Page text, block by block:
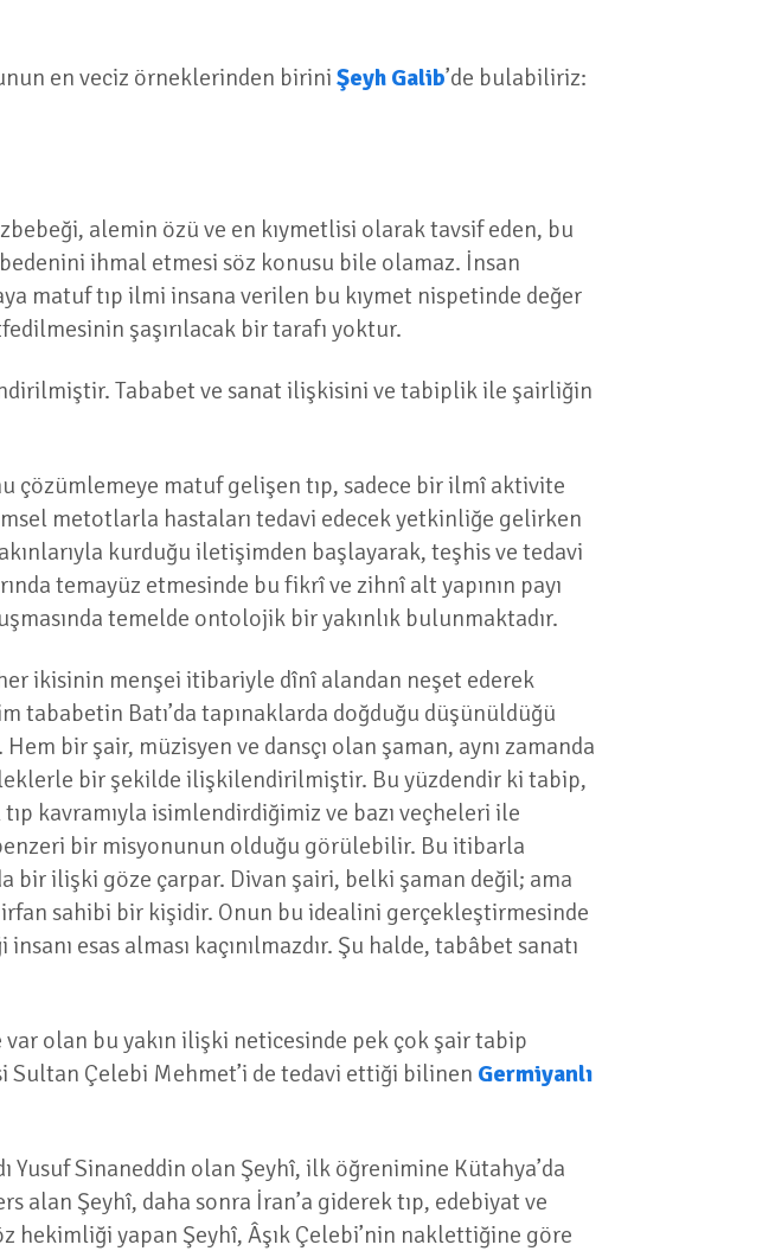
en veciz örneklerinden birini Şeyh Galib’de bulabiliriz:
alemin özü ve en kıymetlisi olarak tavsif eden, bu
ihmal etmesi söz konusu bile olamaz. İnsan
matuf tıp ilmi insana verilen bu kıymet nispetinde değer
şaşırılacak bir tarafı yoktur.
Tababet ve sanat ilişkisini ve tabiplik ile şairliğin
çözümlemeye matuf gelişen tıp, sadece bir ilmî aktivite
metotlarla hastaları tedavi edecek yetkinliğe gelirken
kurduğu iletişimden başlayarak, teşhis ve tedavi
temayüz etmesinde bu fikrî ve zihnî alt yapının payı
temelde ontolojik bir yakınlık bulunmaktadır.
ikisinin menşei itibariyle dînî alandan neşet ederek
tababetin Batı’da tapınaklarda doğduğu düşünüldüğü
bir şair, müzisyen ve dansçı olan şaman, aynı zamanda
bir şekilde ilişkilendirilmiştir. Bu yüzdendir ki tabip,
kavramıyla isimlendirdiğimiz ve bazı veçheleri ile
bir misyonunun olduğu görülebilir. Bu itibarla
ilişki göze çarpar. Divan şairi, belki şaman değil; ama
sahibi bir kişidir. Onun bu idealini gerçekleştirmesinde
esas alması kaçınılmazdır. Şu halde, tabâbet sanatı
olan bu yakın ilişki neticesinde pek çok şair tabip
Çelebi Mehmet’i de tedavi ettiği bilinen Germiyanlı
Yusuf Sinaneddin olan Şeyhî, ilk öğrenimine Kütahya’da
alan Şeyhî, daha sonra İran’a giderek tıp, edebiyat ve
hekimliği yapan Şeyhî, Âşık Çelebi’nin naklettiğine göre